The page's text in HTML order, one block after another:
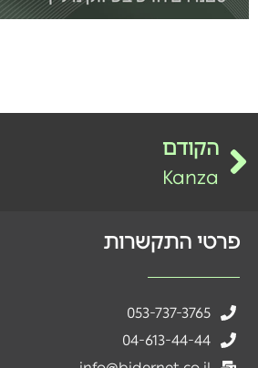
הקודם
Kanza
פרטי התקשרות
053-737-3765
04-613-44-44